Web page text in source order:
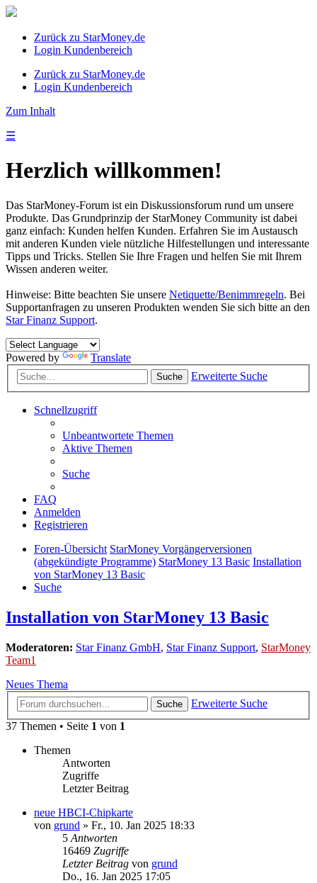
Zurück zu StarMoney.de
Login Kundenbereich
Zurück zu StarMoney.de
Login Kundenbereich
Zum Inhalt
☰
Herzlich willkommen!
Das StarMoney-Forum ist ein Diskussionsforum rund um unsere
Produkte. Das Grundprinzip der StarMoney Community ist dabei
ganz einfach: Kunden helfen Kunden. Erfahren Sie im Austausch
mit anderen Kunden viele nützliche Hilfestellungen und interessante
Tipps und Tricks. Stellen Sie Ihre Fragen und helfen Sie mit Ihrem
Wissen anderen weiter.
Hinweise: Bitte beachten Sie unsere Netiquette/Benimmregeln. Bei
Supportanfragen zu unseren Produkten wenden Sie sich bitte an den
Star Finanz Support.
Powered by Translate
Suche Erweiterte Suche
Schnellzugriff
Unbeantwortete Themen
Aktive Themen
Suche
FAQ
Anmelden
Registrieren
Foren-Übersicht StarMoney Vorgängerversionen
(abgekündigte Programme) StarMoney 13 Basic Installation
von StarMoney 13 Basic
Suche
Installation von StarMoney 13 Basic
Moderatoren: Star Finanz GmbH, Star Finanz Support, StarMoney
Team1
Neues Thema
Suche
Erweiterte Suche
37 Themen • Seite 1 von 1
Themen
Antworten
Zugriffe
Letzter Beitrag
neue HBCI-Chipkarte
von grund » Fr., 10. Jan 2025 18:33
5 Antworten
16469 Zugriffe
Letzter Beitrag von grund
Do., 16. Jan 2025 17:05